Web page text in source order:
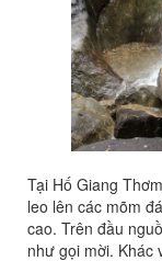
Tại Hố Giang
leo lên các mõm
cao. Trên đầu
như gọi mời. Khác